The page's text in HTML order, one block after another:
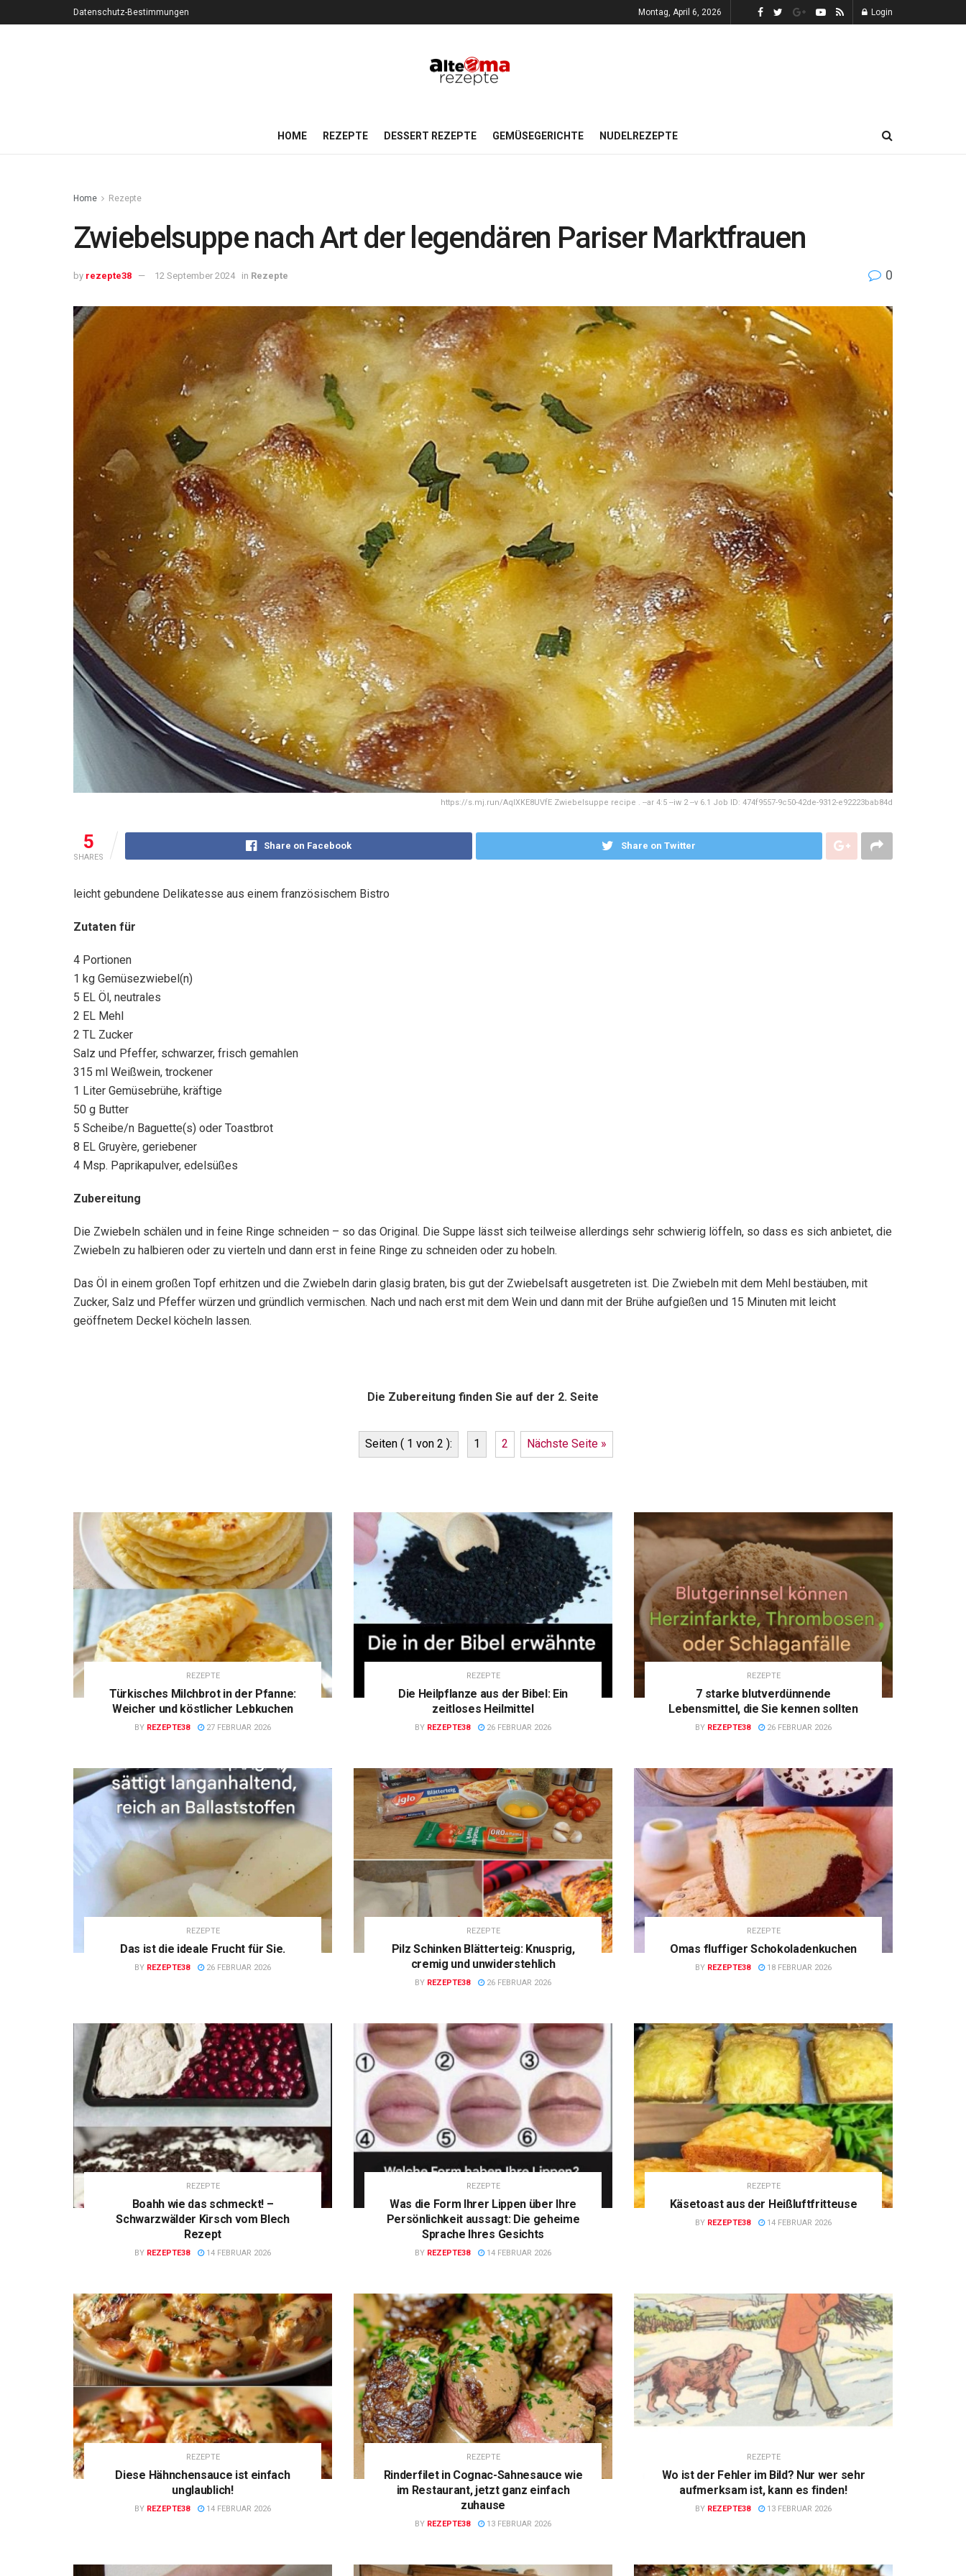
Datenschutz-Bestimmungen Montag, April 6, 2026 Login
HOME REZEPTE DESSERT REZEPTE GEMÜSEGERICHTE NUDELREZEPTE
Home Rezepte
Zwiebelsuppe nach Art der legendären Pariser Marktfrauen
by rezepte38 12 September 2024 in Rezepte 0
https://s.mj.run/AqlXKE8UVfE Zwiebelsuppe recipe . --ar 4:5 --iw 2 --v 6.1 Job ID: 474f9557-9c50-42de-9312-e92223bab84d
5
SHARES
Share on Facebook Share on Twitter
leicht gebundene Delikatesse aus einem französischem Bistro
Zutaten für
4 Portionen
1 kg Gemüsezwiebel(n)
5 EL Öl, neutrales
2 EL Mehl
2 TL Zucker
Salz und Pfeffer, schwarzer, frisch gemahlen
315 ml Weißwein, trockener
1 Liter Gemüsebrühe, kräftige
50 g Butter
5 Scheibe/n Baguette(s) oder Toastbrot
8 EL Gruyère, geriebener
4 Msp. Paprikapulver, edelsüßes
Zubereitung
Die Zwiebeln schälen und in feine Ringe schneiden – so das Original. Die Suppe lässt sich teilweise allerdings sehr schwierig löffeln, so dass es sich anbietet, die
Zwiebeln zu halbieren oder zu vierteln und dann erst in feine Ringe zu schneiden oder zu hobeln.
Das Öl in einem großen Topf erhitzen und die Zwiebeln darin glasig braten, bis gut der Zwiebelsaft ausgetreten ist. Die Zwiebeln mit dem Mehl bestäuben, mit
Zucker, Salz und Pfeffer würzen und gründlich vermischen. Nach und nach erst mit dem Wein und dann mit der Brühe aufgießen und 15 Minuten mit leicht
geöffnetem Deckel köcheln lassen.
Die Zubereitung finden Sie auf der 2. Seite
Seiten ( 1 von 2 ): 1 2 Nächste Seite »
REZEPTE
Türkisches Milchbrot in der Pfanne:
Weicher und köstlicher Lebkuchen
BY REZEPTE38 27 FEBRUAR 2026
REZEPTE
Die Heilpflanze aus der Bibel: Ein
zeitloses Heilmittel
BY REZEPTE38 26 FEBRUAR 2026
REZEPTE
7 starke blutverdünnende
Lebensmittel, die Sie kennen sollten
BY REZEPTE38 26 FEBRUAR 2026
REZEPTE
Das ist die ideale Frucht für Sie.
BY REZEPTE38 26 FEBRUAR 2026
REZEPTE
Pilz Schinken Blätterteig: Knusprig,
cremig und unwiderstehlich
BY REZEPTE38 26 FEBRUAR 2026
REZEPTE
Omas fluffiger Schokoladenkuchen
BY REZEPTE38 18 FEBRUAR 2026
REZEPTE
Boahh wie das schmeckt! –
Schwarzwälder Kirsch vom Blech
Rezept
BY REZEPTE38 14 FEBRUAR 2026
REZEPTE
Was die Form Ihrer Lippen über Ihre
Persönlichkeit aussagt: Die geheime
Sprache Ihres Gesichts
BY REZEPTE38 14 FEBRUAR 2026
REZEPTE
Käsetoast aus der Heißluftfritteuse
BY REZEPTE38 14 FEBRUAR 2026
REZEPTE
Diese Hähnchensauce ist einfach
unglaublich!
BY REZEPTE38 14 FEBRUAR 2026
REZEPTE
Rinderfilet in Cognac-Sahnesauce wie
im Restaurant, jetzt ganz einfach
zuhause
BY REZEPTE38 13 FEBRUAR 2026
REZEPTE
Wo ist der Fehler im Bild? Nur wer sehr
aufmerksam ist, kann es finden!
BY REZEPTE38 13 FEBRUAR 2026